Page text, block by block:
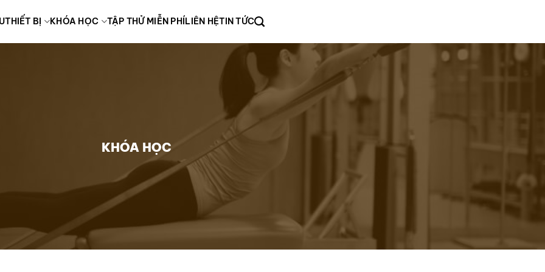
THIẾT BỊ KHÓA HỌC TẬP THỬ MIỄN PHÍLIÊN HỆTIN TỨC
KHÓA HỌC